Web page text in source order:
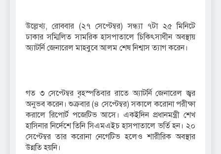
উল্লেখ্য, রোববার (২৭ সেপ্টেম্বর) সন্ধ্যা ৭টা ২৫ মিনিটে
ঢাকার সম্মিলিত সামরিক হাসপাতালে চিকিৎসাধীন অবস্থায়
অ্যাটর্নি জেনারেল মাহবুবে আলম শেষ নিশ্বাস ত্যাগ করেন।
গত ৩ সেপ্টেম্বর বৃহস্পতিবার রাতে অ্যাটর্নি জেনারেল জ্বর
অনুভব করেন। শুক্রবার (৪ সেপ্টেম্বর) সকালে করোনা পরীক্ষা
করালে রিপোর্ট পজেটিভ আসে। একইদিন প্রধানমন্ত্রী শেখ
হাসিনার নির্দেশে তিনি সিএমএইচ হাসপাতালে ভর্তি হন। ২০
সেপ্টেম্বর তার করোনা নেগেটিভ হলেও শারীরিক অবস্থার
উন্নতি হয়নি।